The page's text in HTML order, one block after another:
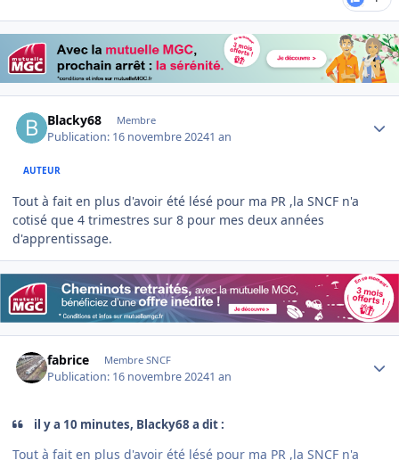
Blacky68 Membre
Publication: 16 novembre 20241 an
AUTEUR
Tout à fait en plus d'avoir été lésé pour ma PR ,la SNCF n'a
cotisé que 4 trimestres sur 8 pour mes deux années
d'apprentissage.
fabrice Membre SNCF
Publication: 16 novembre 20241 an
il y a 10 minutes, Blacky68 a dit :
Tout à fait en plus d'avoir été lésé pour ma PR ,la SNCF n'a